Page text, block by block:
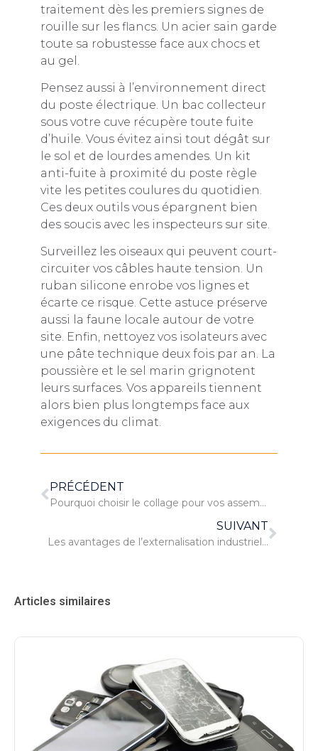
traitement dès les premiers signes de
rouille sur les flancs. Un acier sain garde
toute sa robustesse face aux chocs et
au gel.
Pensez aussi à l’environnement direct
du poste électrique. Un bac collecteur
sous votre cuve récupère toute fuite
d’huile. Vous évitez ainsi tout dégât sur
le sol et de lourdes amendes. Un kit
anti-fuite à proximité du poste règle
vite les petites coulures du quotidien.
Ces deux outils vous épargnent bien
des soucis avec les inspecteurs sur site.
Surveillez les oiseaux qui peuvent court-
circuiter vos câbles haute tension. Un
ruban silicone enrobe vos lignes et
écarte ce risque. Cette astuce préserve
aussi la faune locale autour de votre
site. Enfin, nettoyez vos isolateurs avec
une pâte technique deux fois par an. La
poussière et le sel marin grignotent
leurs surfaces. Vos appareils tiennent
alors bien plus longtemps face aux
exigences du climat.
PRÉCÉDENT
Pourquoi choisir le collage pour vos assemblages mécaniques ?
SUIVANT
Les avantages de l’externalisation industrielle pour optimiser sa production
Articles similaires